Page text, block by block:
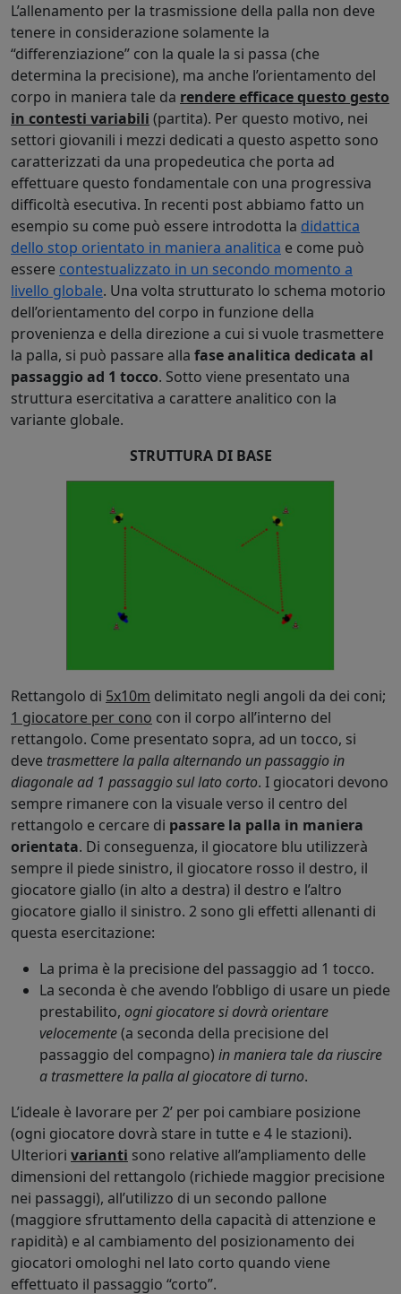
L’allenamento per la trasmissione della palla non deve
tenere in considerazione solamente la
“differenziazione” con la quale la si passa (che
determina la precisione), ma anche l’orientamento del
corpo in maniera tale da rendere efficace questo gesto
in contesti variabili (partita). Per questo motivo, nei
settori giovanili i mezzi dedicati a questo aspetto sono
caratterizzati da una propedeutica che porta ad
effettuare questo fondamentale con una progressiva
difficoltà esecutiva. In recenti post abbiamo fatto un
esempio su come può essere introdotta la didattica
dello stop orientato in maniera analitica e come può
essere contestualizzato in un secondo momento a
livello globale. Una volta strutturato lo schema motorio
dell’orientamento del corpo in funzione della
provenienza e della direzione a cui si vuole trasmettere
la palla, si può passare alla fase analitica dedicata al
passaggio ad 1 tocco. Sotto viene presentato una
struttura esercitativa a carattere analitico con la
variante globale.
STRUTTURA DI BASE
Rettangolo di 5x10m delimitato negli angoli da dei coni;
1 giocatore per cono con il corpo all’interno del
rettangolo. Come presentato sopra, ad un tocco, si
deve trasmettere la palla alternando un passaggio in
diagonale ad 1 passaggio sul lato corto. I giocatori devono
sempre rimanere con la visuale verso il centro del
rettangolo e cercare di passare la palla in maniera
orientata. Di conseguenza, il giocatore blu utilizzerà
sempre il piede sinistro, il giocatore rosso il destro, il
giocatore giallo (in alto a destra) il destro e l’altro
giocatore giallo il sinistro. 2 sono gli effetti allenanti di
questa esercitazione:
La prima è la precisione del passaggio ad 1 tocco.
La seconda è che avendo l’obbligo di usare un piede
prestabilito, ogni giocatore si dovrà orientare
velocemente(a seconda della precisione del
passaggio del compagno) in maniera tale da riuscire
a trasmettere la palla al giocatore di turno.
L’ideale è lavorare per 2’ per poi cambiare posizione
(ogni giocatore dovrà stare in tutte e 4 le stazioni).
Ulteriori varianti sono relative all’ampliamento delle
dimensioni del rettangolo (richiede maggior precisione
nei passaggi), all’utilizzo di un secondo pallone
(maggiore sfruttamento della capacità di attenzione e
rapidità) e al cambiamento del posizionamento dei
giocatori omologhi nel lato corto quando viene
effettuato il passaggio “corto”.